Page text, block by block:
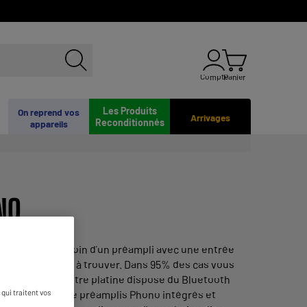
ComptePanier
Arrivages
Les Produits
Reconditionnés
On reprend vos
appareils
aurez besoin d’un préampli avec une entrée
difficiles à trouver. Dans 95% des cas vous
étant si votre platine dispose du Bluetooth
équipés de préamplis Phono intégrés et
qui traitent vos